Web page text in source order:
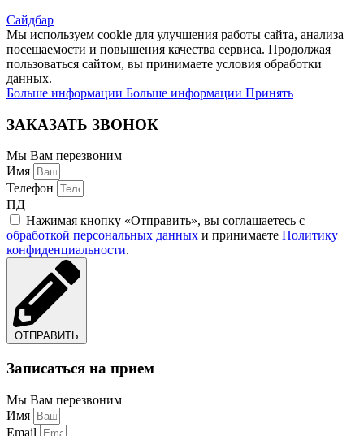
Сайдбар
Мы используем cookie для улучшения работы сайта, анализа
посещаемости и повышения качества сервиса. Продолжая
пользоваться сайтом, вы принимаете условия обработки
данных.
Больше информации Больше информации Принять
ЗАКАЗАТЬ ЗВОНОК
Мы Вам перезвоним
Имя
Телефон
ПД
Нажимая кнопку «Отправить», вы соглашаетесь с
обработкой персональных данных и принимаете Политику
конфиденциальности.
ОТПРАВИТЬ
Записаться на прием
Мы Вам перезвоним
Имя
Email